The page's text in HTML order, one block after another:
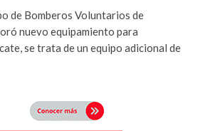
de Bomberos Voluntarios de
nuevo equipamiento para
se trata de un equipo adicional de